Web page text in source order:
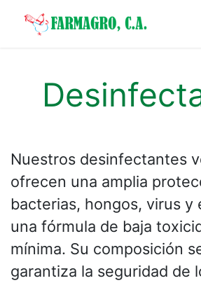
Nuestros desinfectantes
ofrecen una amplia
bacterias, hongos, virus y
una fórmula de baja
mínima. Su composición
garantiza la seguridad de